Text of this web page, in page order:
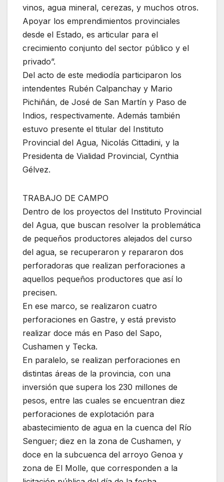
vinos, agua mineral, cerezas, y muchos otros.
Apoyar los emprendimientos provinciales
desde el Estado, es articular para el
crecimiento conjunto del sector público y el
privado”.
Del acto de este mediodía participaron los
intendentes Rubén Calpanchay y Mario
Pichiñán, de José de San Martín y Paso de
Indios, respectivamente. Además también
estuvo presente el titular del Instituto
Provincial del Agua, Nicolás Cittadini, y la
Presidenta de Vialidad Provincial, Cynthia
Gélvez.
TRABAJO DE CAMPO
Dentro de los proyectos del Instituto Provincial
del Agua, que buscan resolver la problemática
de pequeños productores alejados del curso
del agua, se recuperaron y repararon dos
perforadoras que realizan perforaciones a
aquellos pequeños productores que así lo
precisen.
En ese marco, se realizaron cuatro
perforaciones en Gastre, y está previsto
realizar doce más en Paso del Sapo,
Cushamen y Tecka.
En paralelo, se realizan perforaciones en
distintas áreas de la provincia, con una
inversión que supera los 230 millones de
pesos, entre las cuales se encuentran diez
perforaciones de explotación para
abastecimiento de agua en la cuenca del Río
Senguer; diez en la zona de Cushamen, y
doce en la subcuenca del arroyo Genoa y
zona de El Molle, que corresponden a la